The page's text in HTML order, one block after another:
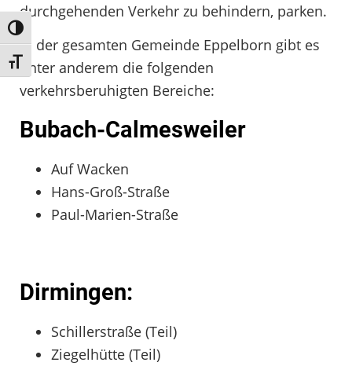
Umschalten auf hohe Kontraste
Schrift vergrößern
durchgehenden Verkehr zu behindern, parken.
In der gesamten Gemeinde Eppelborn gibt es
unter anderem die folgenden
verkehrsberuhigten Bereiche:
Bubach-Calmesweiler
Auf Wacken
Hans-Groß-Straße
Paul-Marien-Straße
Dirmingen:
Schillerstraße (Teil)
Ziegelhütte (Teil)